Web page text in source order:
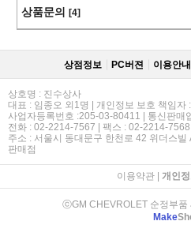
상품문의 [4]
상점정보 PC버젼 이용안내
상호명 : 진수상사
대표 : 임종오 외1명 | 개인정보 보호 책임자
사업자등록번호 :205-03-80411 | 통신판매
전화 : 02-2214-7567 | 팩스 : 02-2214-7568
주소 : 서울시 동대문구 한천로 42 위더스
판매점
이용약관| 개인
ⓒGM CHEVROLET 순정부품
Make